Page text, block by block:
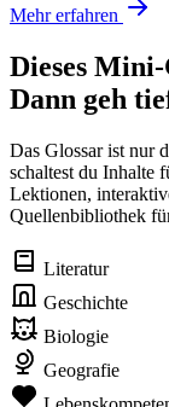
Mehr erfahren
Dieses
Dann geh
Das Glossar ist nur
schaltest du Inhalte
Lektionen,
Quellenbibliothek
Literatur
Geschichte
Biologie
Geografie